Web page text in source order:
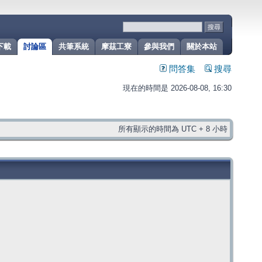
關於本站
參與我們
摩茲工寮
共筆系統
討論區
載
問答集 搜尋
現在的時間是 2026-08-08, 16:30
所有顯示的時間為 UTC + 8 小時